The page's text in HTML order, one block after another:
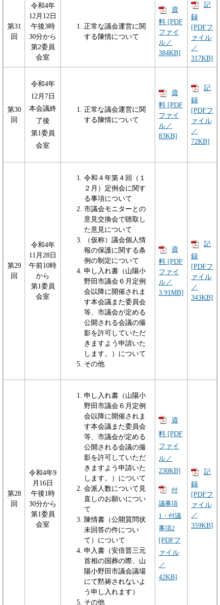
第31
回
令和4年
12月12日
午後3時
30分から
第2委員
会室
正常な議会運営に関
する陳情について
資
料 [PDF
ファイ
ル／
384KB]
記
録
[PDFフ
ァイル
／
317KB]
第30
回
令和4年
12月7日
本会議終
了後
第1委員
会室
正常な議会運営に関
する陳情について
資
料 [PDF
ファイ
ル／
83KB]
記
録
[PDFフ
ァイル
／
72KB]
第29
回
令和4年
11月28日
午前10時
から
第1委員
会室
令和４年第４回（１
２月）定例会に関す
る事項について
市議会モニターとの
意見交換会で聴取し
た意見について
（仮称）議会個人情
報の保護に関する条
例の制定について
申し入れ書（山陽小
野田市議会６月定例
会以降に開催されま
す本会議また委員会
等、市議会が定める
公開される会議の撮
影を許可していただ
きますよう申請いた
します。）について
その他
資
料 [PDF
ファイ
ル／
3.91MB]
記
録
[PDFフ
ァイル
／
343KB]
第28
回
令和4年9
月16日
午後1時
30分から
第1委員
会室
申し入れ書（山陽小
野田市議会６月定例
会以降に開催されま
す本会議また委員会
等、市議会が定める
公開される会議の撮
影を許可していただ
きますよう申請いた
します。）について
会派人数について見
直しのお願いについ
て
陳情書（公開質問状
未回答の件につい
て）について
申入書（安倍晋三元
首相の国葬の際、山
陽小野田市議会議場
にて黙祷されないよ
う申し入れます）
その他
資
料 [PDF
ファイ
ル／
230KB]
付
議事項
1・付議
事項2
[PDFフ
ァイル
／
42KB]
記
録
[PDFフ
ァイル
／
359KB]